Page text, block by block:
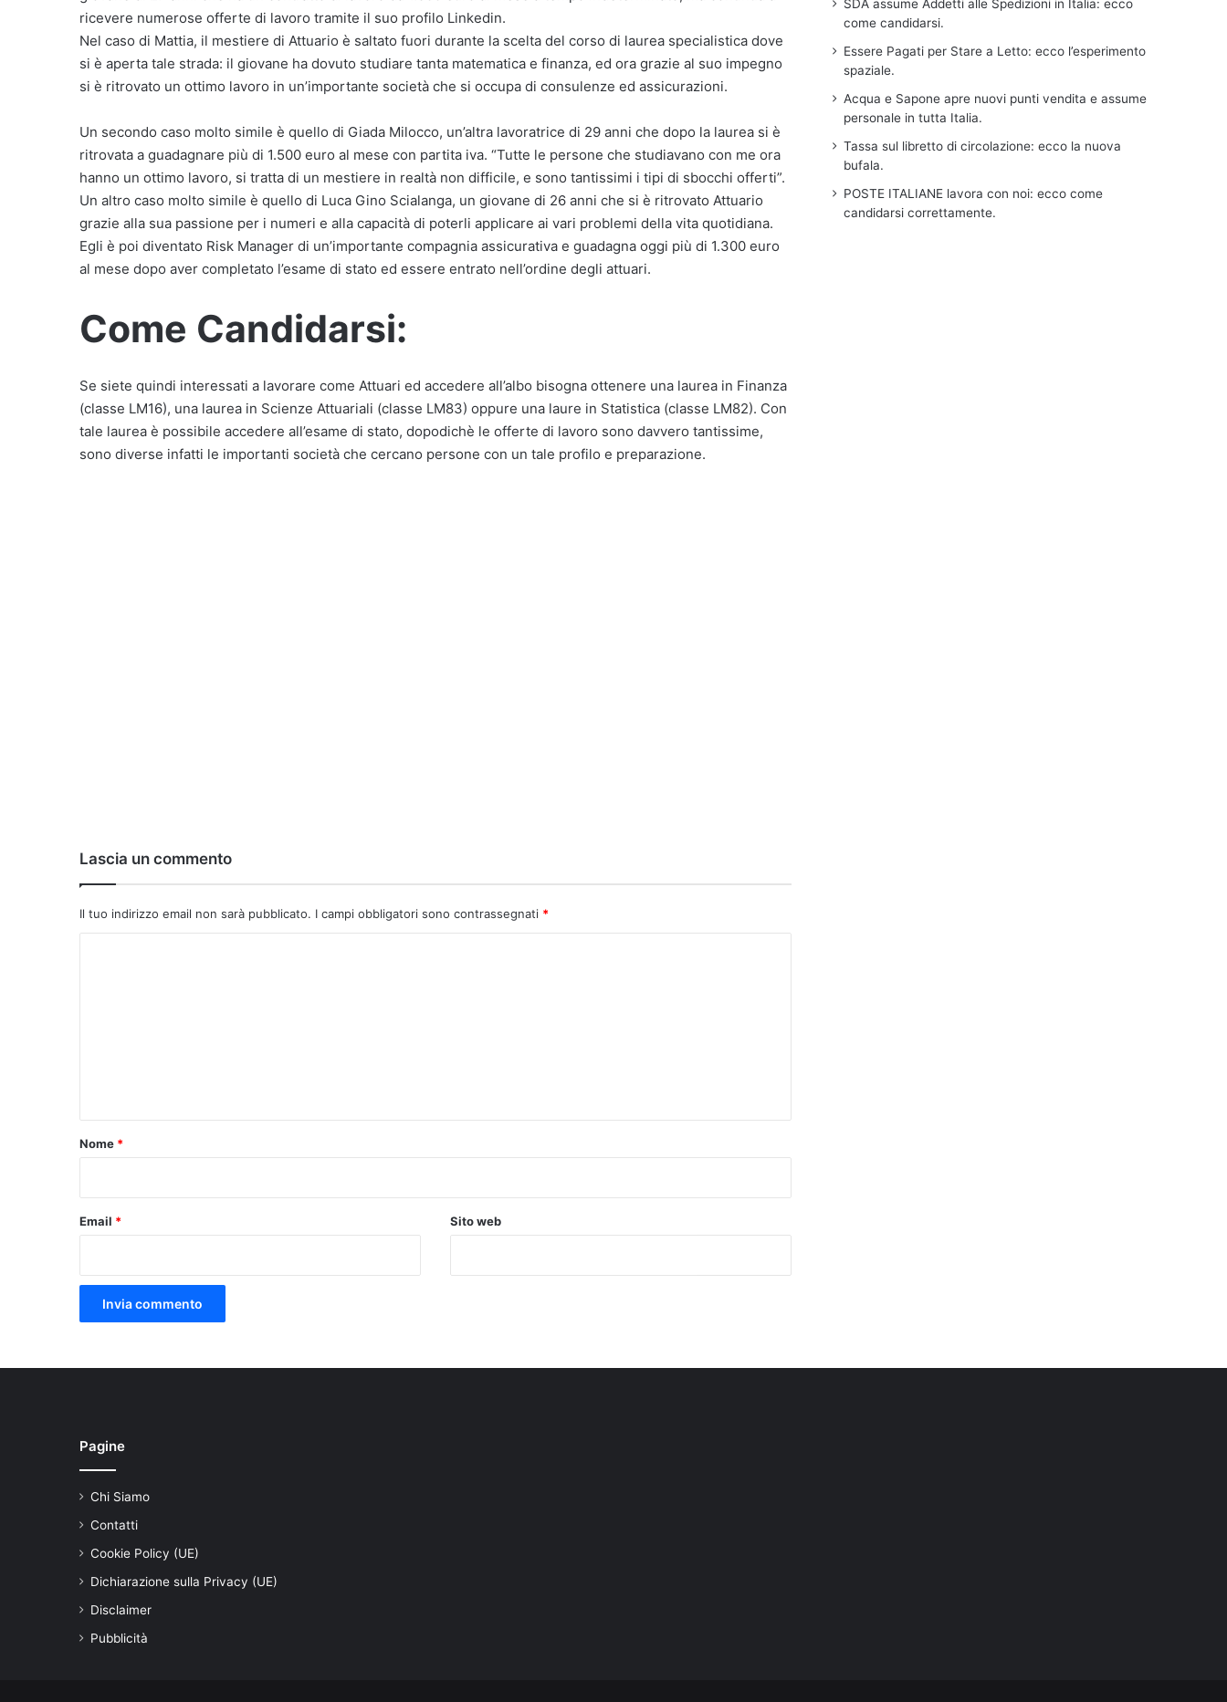
ricevere numerose offerte di lavoro tramite il suo profilo Linkedin.
Nel caso di Mattia, il mestiere di Attuario è saltato fuori durante la scelta del corso di laurea specialistica dove
si è aperta tale strada: il giovane ha dovuto studiare tanta matematica e finanza, ed ora grazie al suo impegno
si è ritrovato un ottimo lavoro in un’importante società che si occupa di consulenze ed assicurazioni.
Un secondo caso molto simile è quello di Giada Milocco, un’altra lavoratrice di 29 anni che dopo la laurea si è
ritrovata a guadagnare più di 1.500 euro al mese con partita iva. “Tutte le persone che studiavano con me ora
hanno un ottimo lavoro, si tratta di un mestiere in realtà non difficile, e sono tantissimi i tipi di sbocchi offerti”.
Un altro caso molto simile è quello di Luca Gino Scialanga, un giovane di 26 anni che si è ritrovato Attuario
grazie alla sua passione per i numeri e alla capacità di poterli applicare ai vari problemi della vita quotidiana.
Egli è poi diventato Risk Manager di un’importante compagnia assicurativa e guadagna oggi più di 1.300 euro
al mese dopo aver completato l’esame di stato ed essere entrato nell’ordine degli attuari.
Come Candidarsi:
Se siete quindi interessati a lavorare come Attuari ed accedere all’albo bisogna ottenere una laurea in Finanza
(classe LM16), una laurea in Scienze Attuariali (classe LM83) oppure una laure in Statistica (classe LM82). Con
tale laurea è possibile accedere all’esame di stato, dopodichè le offerte di lavoro sono davvero tantissime,
sono diverse infatti le importanti società che cercano persone con un tale profilo e preparazione.
Lascia un commento
Il tuo indirizzo email non sarà pubblicato. I campi obbligatori sono contrassegnati *
o
Nome *
Email * Sito web
SDA assume Addetti alle Spedizioni in Italia: ecco
come candidarsi.
Essere Pagati per Stare a Letto: ecco l’esperimento
spaziale.
Acqua e Sapone apre nuovi punti vendita e assume
personale in tutta Italia.
Tassa sul libretto di circolazione: ecco la nuova
bufala.
POSTE ITALIANE lavora con noi: ecco come
candidarsi correttamente.
Pagine
Chi Siamo
Contatti
Cookie Policy (UE)
Dichiarazione sulla Privacy (UE)
Disclaimer
Pubblicità